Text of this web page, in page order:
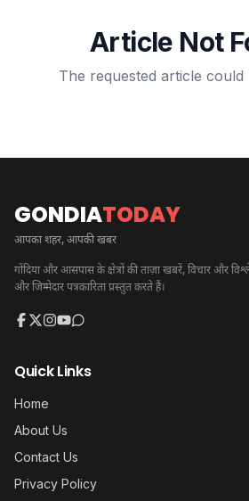
Article Not
The requested article
GONDIATODAY
आपका शहर, आपकी खबर
गोंदिया और आसपास के क्षेत्रों की ताज़ा खबरें, विचार और
और जिम्मेदार पत्रकारिता प्रस्तुत करते हैं।
Quick Links
Home
About Us
Contact Us
Privacy Policy